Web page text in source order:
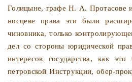
Голицыне, графе Н. А. Протасове
носцеве права эти были
чинов­ника, только
дел со стороны юридической
интересов государства, как
петровской Инст­рукции, обер-